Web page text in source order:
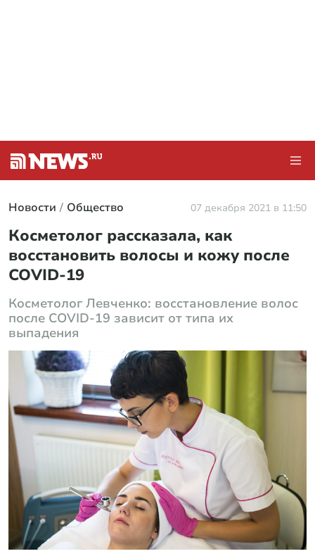
Новости Общество 07 декабря 2021 в 11:50
Косметолог рассказала, как
восстановить волосы и кожу после
COVID-19
Косметолог Левченко: восстановление волос
после COVID-19 зависит от типа их
выпадения